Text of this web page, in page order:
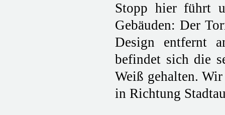
Stopp hier führt
Gebäuden: Der
Design entfernt
befindet sich die
Weiß gehalten.
in Richtung